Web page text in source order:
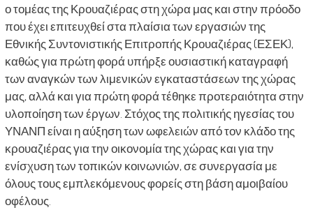
ο τομέας της Κρουαζιέρας στη χώρα μας και στην πρόοδο
που έχει επιτευχθεί στα πλαίσια των εργασιών της
Εθνικής Συντονιστικής Επιτροπής Κρουαζιέρας (ΕΣΕΚ),
καθώς για πρώτη φορά υπήρξε ουσιαστική καταγραφή
των αναγκών των λιμενικών εγκαταστάσεων της χώρας
μας, αλλά και για πρώτη φορά τέθηκε προτεραιότητα στην
υλοποίηση των έργων. Στόχος της πολιτικής ηγεσίας του
ΥΝΑΝΠ είναι η αύξηση των ωφελειών από τον κλάδο της
κρουαζιέρας για την οικονομία της χώρας και για την
ενίσχυση των τοπικών κοινωνιών, σε συνεργασία με
όλους τους εμπλεκόμενους φορείς στη βάση αμοιβαίου
οφέλους.